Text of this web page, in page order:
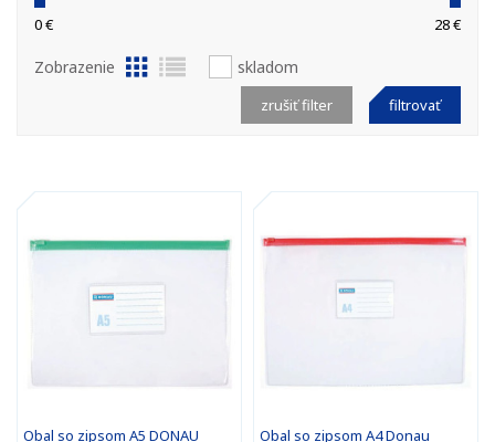
0 € 28 €
Zobrazenie skladom
filtrovať
zrušiť filter
Obal so zipsom A5 DONAU Obal so zipsom A4 Donau